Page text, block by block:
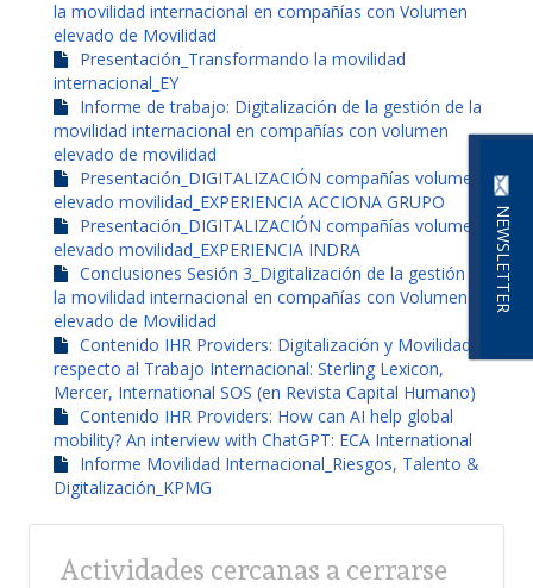
NEWSLETTER
la movilidad internacional en compañías con Volumen
elevado de Movilidad
Presentación_Transformando la movilidad
internacional_EY
Informe de trabajo: Digitalización de la gestión de la
movilidad internacional en compañías con volumen
elevado de movilidad
Presentación_DIGITALIZACIÓN compañías volumen
elevado movilidad_EXPERIENCIA ACCIONA GRUPO
Presentación_DIGITALIZACIÓN compañías volumen
elevado movilidad_EXPERIENCIA INDRA
Conclusiones Sesión 3_Digitalización de la gestión de
la movilidad internacional en compañías con Volumen
elevado de Movilidad
Contenido IHR Providers: Digitalización y Movilidad
respecto al Trabajo Internacional: Sterling Lexicon,
Mercer, International SOS (en Revista Capital Humano)
Contenido IHR Providers: How can AI help global
mobility? An interview with ChatGPT: ECA International
Informe Movilidad Internacional_Riesgos, Talento &
Digitalización_KPMG
Actividades cercanas a cerrarse